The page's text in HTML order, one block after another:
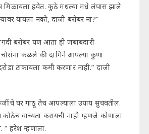
मिळायला हवेत. कुठे मधल्या मधे लंपास झाले
यायला नको, दाजी बरोबर ना?”
बरोबर पण आता ही जबाबदारी
कळले की दागिने आपल्या कुणा
टाकायला कमी करणार नाही.” दाजी
घर गाठू तेच आपल्याला उपाय सुचवतील.
वाच्यता करायची नाही म्हणजे कोणाला
“ हरेश म्हणाला.